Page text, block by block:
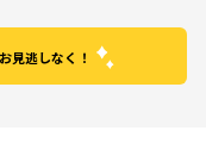
見逃しなく！